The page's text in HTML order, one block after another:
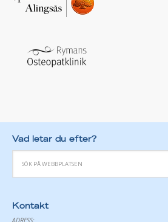
Vad letar du efter?
Kontakt